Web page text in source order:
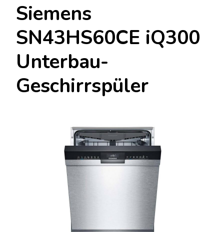
Siemens
SN43HS60CE iQ300
Unterbau-
Geschirrspüler